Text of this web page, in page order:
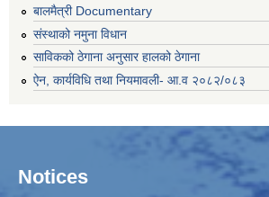
बालमैत्री Documentary
संस्थाको नमुना विधान
साविकको ठेगाना अनुसार हालको ठेगाना
ऐन, कार्यविधि तथा नियमावली- आ.व २०८२/०८३
Notices